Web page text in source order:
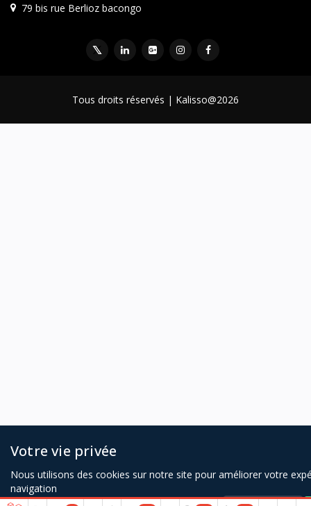
79 bis rue Berlioz bacongo
Tous droits réservés | Kalisso@2026
Votre vie privée
Nous utilisons des cookies sur notre site pour améliorer votre
navigation